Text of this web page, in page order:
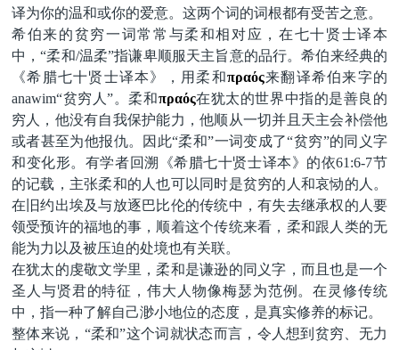
译为你的温和或你的爱意。 这两个词的词根都有受苦之意。
希伯来的贫穷一词常常与柔和相对应，在七十贤士译本
中，“柔和/温柔”指谦卑顺服天主旨意的品行。希伯来经典的
《希腊七十贤士译本》，用柔和πραός来翻译希伯来字的
anawim“贫穷人”。柔和πραός在犹太的世界中指的是善良的
穷人，他没有自我保护能力，他顺从一切并且天主会补偿他
或者甚至为他报仇。 因此“柔和”一词变成了“贫穷”的同义字
和变化形。有学者回溯《希腊七十贤士译本》的依61:6-7节
的记载，主张柔和的人也可以同时是贫穷的人和哀恸的人。
在旧约出埃及与放逐巴比伦的传统中，有失去继承权的人要
领受预许的福地的事，顺着这个传统来看，柔和跟人类的无
能为力以及被压迫的处境也有关联。
在犹太的虔敬文学里，柔和是谦逊的同义字，而且也是一个
圣人与贤君的特征，伟大人物像梅瑟为范例。在灵修传统
中，指一种了解自己渺小地位的态度，是真实修养的标记。
整体来说， “柔和”这个词就状态而言，令人想到贫穷、无力